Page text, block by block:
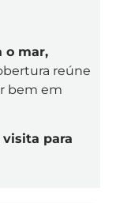
o mar,
reúne
bem em
para